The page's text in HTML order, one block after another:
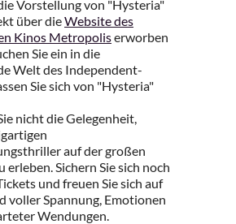
Vorstellung von "Hysteria"
über dieWebsite des
Kinos Metropoliserworben
Sie ein in die
Welt des Independent-
Sie sich von "Hysteria"
nicht die Gelegenheit,
auf der großen
erleben. Sichern Sie sich noch
und freuen Sie sich auf
voller Spannung, Emotionen
Wendungen.